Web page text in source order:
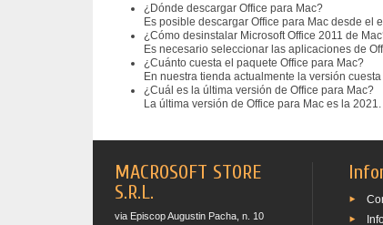
¿Dónde descargar Office para Mac?
Es posible descargar Office para Mac desde el
¿Cómo desinstalar Microsoft Office 2011 de
Es necesario seleccionar las aplicaciones de
¿Cuánto cuesta el paquete Office para Mac?
En nuestra tienda actualmente la versión cuesta
¿Cuál es la última versión de Office para Mac?
La última versión de Office para Mac es la 2021.
MACROSOFT STORE
S.R.L.
via Episcop Augustin Pacha, n. 10